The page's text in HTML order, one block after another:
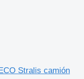
Stralis camión